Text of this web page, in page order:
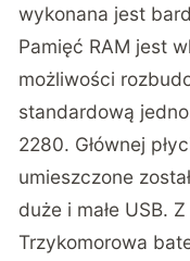
wykonana jest
Pamięć RAM jest
możliwości
standardową
2280. Głównej
umieszczone
duże i małe USB.
Trzykomorowa